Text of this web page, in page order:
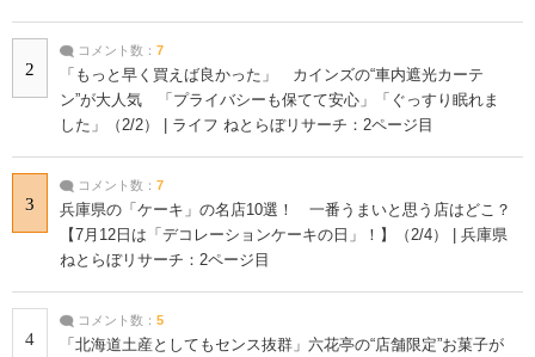
2
コメント数： 7
「もっと早く買えば良かった」 カインズの“車内遮光カーテ
ン”が大人気 「プライバシーも保てて安心」「ぐっすり眠れま
した」（2/2） | ライフ ねとらぼリサーチ：2ページ目
3
コメント数： 7
兵庫県の「ケーキ」の名店10選！ 一番うまいと思う店はどこ？
【7月12日は「デコレーションケーキの日」！】（2/4） | 兵庫県
ねとらぼリサーチ：2ページ目
4
コメント数： 5
「北海道土産としてもセンス抜群」六花亭の“店舗限定”お菓子が